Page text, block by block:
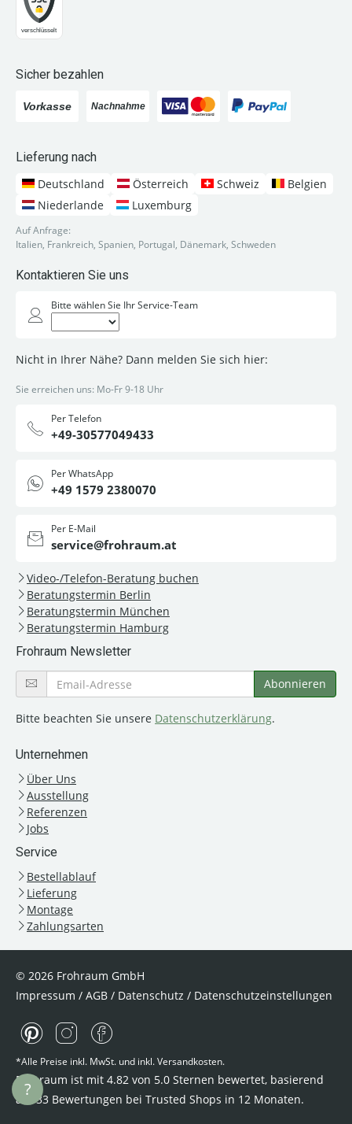
Sicher bezahlen
Lieferung nach
Deutschland
Österreich Schweiz
Belgien
Niederlande
Luxemburg
Auf Anfrage:
Italien, Frankreich, Spanien, Portugal, Dänemark, Schweden
Kontaktieren Sie uns
Bitte wählen Sie Ihr Service-Team
Nicht in Ihrer Nähe? Dann melden Sie sich hier:
Sie erreichen uns: Mo-Fr 9-18 Uhr
Per Telefon
+49-30577049433
Per WhatsApp
+49 1579 2380070
Per E-Mail
service@frohraum.at
Video-/Telefon-Beratung buchen
Beratungstermin Berlin
Beratungstermin München
Beratungstermin Hamburg
Frohraum Newsletter
Bitte beachten Sie unsere Datenschutzerklärung.
Unternehmen
Über Uns
Ausstellung
Referenzen
Jobs
Service
Bestellablauf
Lieferung
Montage
Zahlungsarten
© 2026 Frohraum GmbH
Impressum / AGB / Datenschutz / Datenschutzeinstellungen
*Alle Preise inkl. MwSt. und inkl. Versandkosten.
Frohraum ist mit 4.82 von 5.0 Sternen bewertet, basierend
auf33 Bewertungen bei Trusted Shops in 12 Monaten.
?